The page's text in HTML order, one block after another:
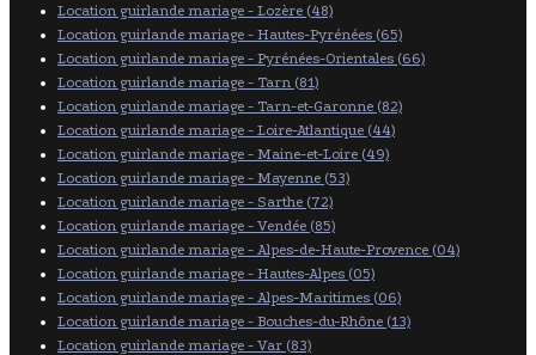
Location guirlande mariage - Lozère (48)
Location guirlande mariage - Hautes-Pyrénées (65)
Location guirlande mariage - Pyrénées-Orientales (66)
Location guirlande mariage - Tarn (81)
Location guirlande mariage - Tarn-et-Garonne (82)
Location guirlande mariage - Loire-Atlantique (44)
Location guirlande mariage - Maine-et-Loire (49)
Location guirlande mariage - Mayenne (53)
Location guirlande mariage - Sarthe (72)
Location guirlande mariage - Vendée (85)
Location guirlande mariage - Alpes-de-Haute-Provence (04)
Location guirlande mariage - Hautes-Alpes (05)
Location guirlande mariage - Alpes-Maritimes (06)
Location guirlande mariage - Bouches-du-Rhône (13)
Location guirlande mariage - Var (83)